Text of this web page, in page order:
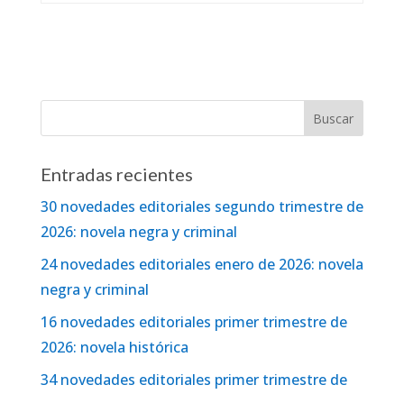
Entradas recientes
30 novedades editoriales segundo trimestre de
2026: novela negra y criminal
24 novedades editoriales enero de 2026: novela
negra y criminal
16 novedades editoriales primer trimestre de
2026: novela histórica
34 novedades editoriales primer trimestre de